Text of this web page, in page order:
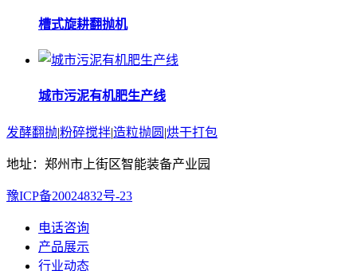
槽式旋耕翻抛机
城市污泥有机肥生产线
发酵翻抛|粉碎搅拌|造粒抛圆 |烘干打包
地址：郑州市上街区智能装备产业园
豫ICP备20024832号-23
电话咨询
产品展示
行业动态